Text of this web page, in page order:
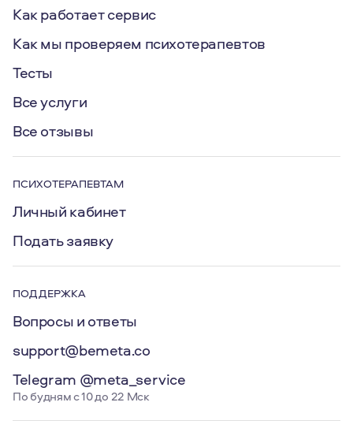
Как работает сервис
Как мы проверяем психотерапевтов
Тесты
Все услуги
Все отзывы
ПСИХОТЕРАПЕВТАМ
Личный кабинет
Подать заявку
ПОДДЕРЖКА
Вопросы и ответы
support@bemeta.co
Telegram @meta_service
По будням с 10 до 22 Мск